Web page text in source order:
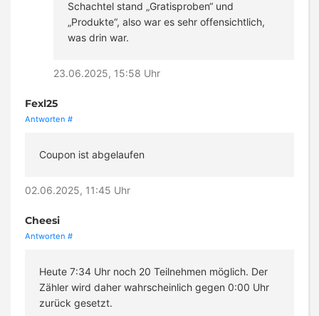
Schachtel stand „Gratisproben“ und
„Produkte“, also war es sehr offensichtlich,
was drin war.
23.06.2025, 15:58 Uhr
Fexl25
Antworten #
Coupon ist abgelaufen
02.06.2025, 11:45 Uhr
Cheesi
Antworten #
Heute 7:34 Uhr noch 20 Teilnehmen möglich. Der
Zähler wird daher wahrscheinlich gegen 0:00 Uhr
zurück gesetzt.